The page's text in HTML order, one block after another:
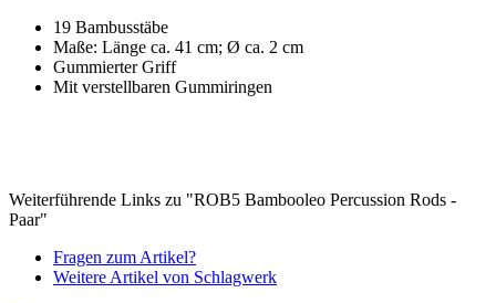
19 Bambusstäbe
Maße: Länge ca. 41 cm; Ø ca. 2 cm
Gummierter Griff
Mit verstellbaren Gummiringen
Weiterführende Links zu "ROB5 Bambooleo Percussion Rods -
Paar"
Fragen zum Artikel?
Weitere Artikel von Schlagwerk